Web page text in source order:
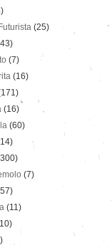
(25)
(7)
(16)
(16)
(60)
(7)
(11)